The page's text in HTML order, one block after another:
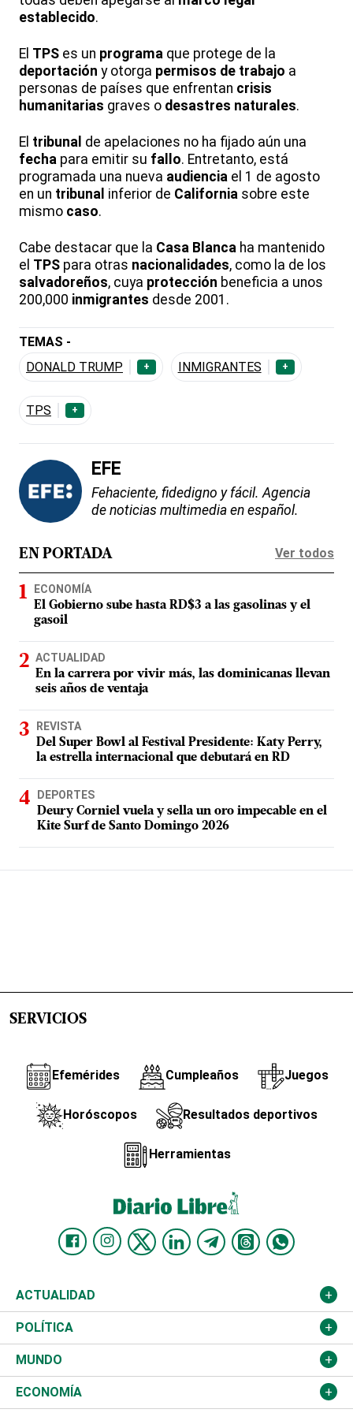
establecido.
El TPS es un programa que protege de la
deportación y otorga permisos de trabajo a
personas de países que enfrentan crisis
humanitarias graves o desastres naturales.
El tribunal de apelaciones no ha fijado aún una
fecha para emitir su fallo. Entretanto, está
programada una nueva audiencia el 1 de agosto
en un tribunal inferior de California sobre este
mismo caso.
Cabe destacar que la Casa Blanca ha mantenido
el TPS para otras nacionalidades, como la de los
salvadoreños, cuya protección beneficia a unos
200,000 inmigrantes desde 2001.
TEMAS -
DONALD TRUMP
+ INMIGRANTES +
TPS +
EFE
Fehaciente, fidedigno y fácil. Agencia
de noticias multimedia en español.
EN PORTADA Ver todos
ECONOMÍA
El Gobierno sube hasta RD$3 a las gasolinas y el
gasoil
ACTUALIDAD
En la carrera por vivir más, las dominicanas llevan
seis años de ventaja
REVISTA
Del Super Bowl al Festival Presidente: Katy Perry,
la estrella internacional que debutará en RD
DEPORTES
Deury Corniel vuela y sella un oro impecable en el
Kite Surf de Santo Domingo 2026
SERVICIOS
Efemérides Cumpleaños Juegos
Horóscopos Resultados deportivos
Herramientas
ACTUALIDAD
Nacional
Ciudad
Educación
POLÍTICA
Partidos
JCE
MUNDO
Estados Unidos
ECONOMÍA